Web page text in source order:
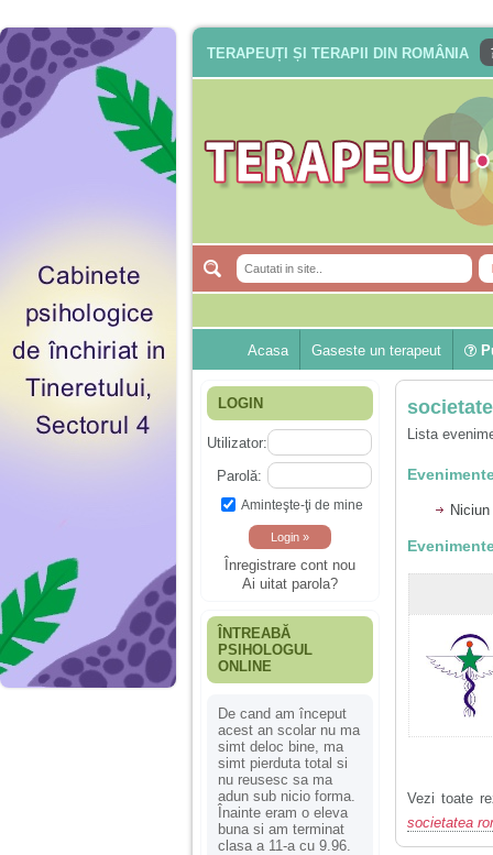
TERAPEUȚI ȘI TERAPII DIN ROMÂNIA
Acasa Gaseste un terapeut
LOGIN
Utilizator:
Parolă:
Aminteşte-ţi de mine
Înregistrare cont nou
Ai uitat parola?
ÎNTREABĂ
PSIHOLOGUL
ONLINE
De cand am început
acest an scolar nu ma
simt deloc bine, ma
simt pierduta total si
nu reusesc sa ma
adun sub nicio forma.
Înainte eram o eleva
buna si am terminat
clasa a 11-a cu 9.96.
Lista
Vezi toate
societatea